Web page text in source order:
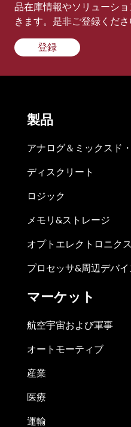
品在庫情報やソリューシ
きます。是非ご登録くださ
登録
製品
アナログ＆ミックスド
ディスクリート
ロジック
メモリ&ストレージ
オプトエレクトロニクス
プロセッサ&周辺デバイ
マーケット
航空宇宙および軍事
オートモーティブ
産業
医療
運輸